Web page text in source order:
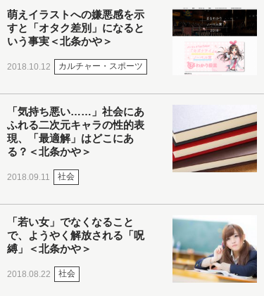
萌えイラストへの嫌悪感を示
すと「オタク差別」になると
いう事実＜北条かや＞
2018.10.12 カルチャー・スポーツ
「気持ち悪い……」社会にあ
ふれる二次元キャラの性的表
現、「最適解」はどこにあ
る？＜北条かや＞
2018.09.11 社会
「若い女」でなくなること
で、ようやく解放される「呪
縛」＜北条かや＞
2018.08.22 社会